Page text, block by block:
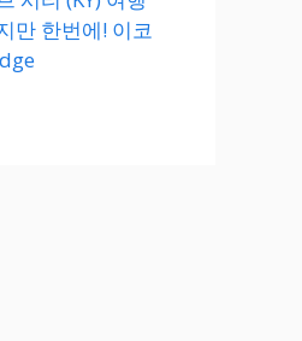
만 한번에! 이코